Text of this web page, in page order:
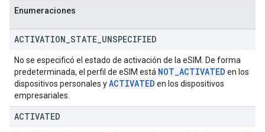
Enumeraciones
ACTIVATION STATE UNSPECIFIED
No se especificó el estado de activación de la eSIM. De forma
predeterminada, el perfil de eSIM está NOT_ACTIVATED en los
dispositivos personales yACTIVATED en los dispositivos
empresariales.
ACTIVATED